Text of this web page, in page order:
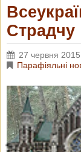
Страдчу
27 червня 2015
Парафіяльні